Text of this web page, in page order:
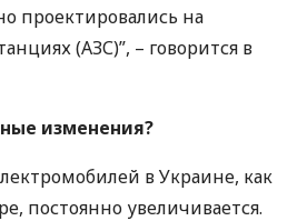
проектировались на
(АЗС)”, – говорится в
изменения?
в Украине, как
постоянно увеличивается.